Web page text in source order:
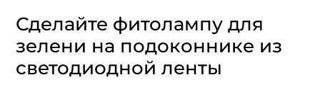
Сделайте фитолампу для
зелени на подоконнике из
светодиодной ленты